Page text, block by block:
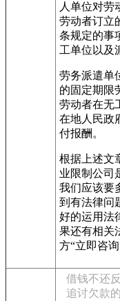
人单位对劳
劳动者订立
条规定的事
工单位以及
劳务派遣单
的固定期限
劳动者在无
在地人民政
付报酬。
根据上述文
业限制公司
我们应该要
到有法律问
好的运用法
果还有相关
方“立即咨
借钱不还
追讨欠款